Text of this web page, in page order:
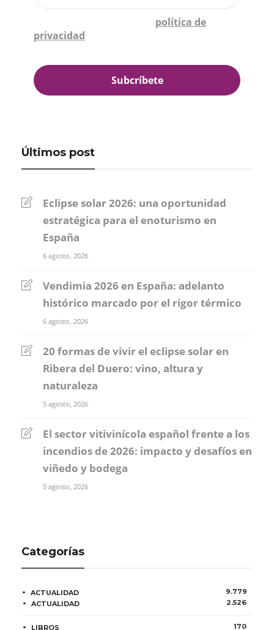
política de
privacidad
Últimos post
Eclipse solar 2026: una oportunidad
estratégica para el enoturismo en
España
6 agosto, 2026
Vendimia 2026 en España: adelanto
histórico marcado por el rigor térmico
6 agosto, 2026
20 formas de vivir el eclipse solar en
Ribera del Duero: vino, altura y
naturaleza
5 agosto, 2026
El sector vitivinícola español frente a los
incendios de 2026: impacto y desafíos en
viñedo y bodega
5 agosto, 2026
Categorías
ACTUALIDAD
9.779
ACTUALIDAD
2.526
LIBROS 170